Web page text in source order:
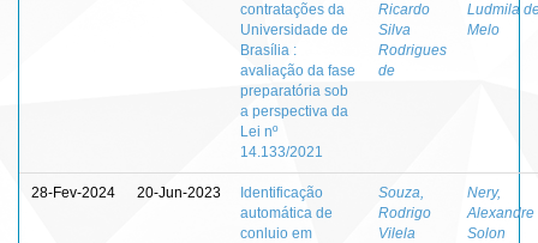
contratações da
Universidade de
Brasília :
avaliação da fase
preparatória sob
a perspectiva da
Lei nº
14.133/2021
Ricardo
Silva
Rodrigues
de
Ludmila
Melo
28-Fev-2024 20-Jun-2023
Identificação
automática de
conluio em
Souza,
Rodrigo
Vilela
Nery,
Alexandre
Solon